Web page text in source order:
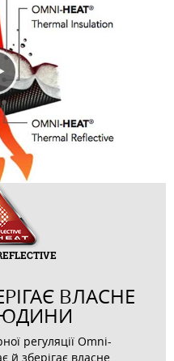
ВЛАСНЕ
регуляції Omni-
й зберігає власне